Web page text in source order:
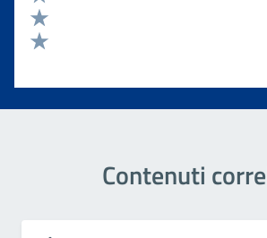
Valuta 3 stelle su 5
Valuta 2 stelle su 5
Contenuti